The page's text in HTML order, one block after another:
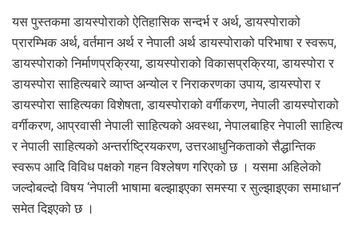
यस पुस्तकमा डायस्पोराको ऐतिहासिक सन्दर्भ र अर्थ, डायस्पोराको
प्रारम्भिक अर्थ, वर्तमान अर्थ र नेपाली अर्थ डायस्पोराको परिभाषा र स्वरूप,
डायस्पोराको निर्माणप्रक्रिया, डायस्पोराको विकासप्रक्रिया, डायस्पोरा र
डायस्पोरा साहित्यबारे व्याप्त अन्योल र निराकरणका उपाय, डायस्पोरा र
डायस्पोरा साहित्यका विशेषता, डायस्पोराको वर्गीकरण, नेपाली डायस्पोराको
वर्गीकरण, आप्रवासी नेपाली साहित्यको अवस्था, नेपालबाहिर नेपाली साहित्य
र नेपाली साहित्यको अन्तर्राष्ट्रियकरण, उत्तरआधुनिकताको सैद्धान्तिक
स्वरूप आदि विविध पक्षको गहन विश्लेषण गरिएको छ । यसमा अहिलेको
जल्दोबल्दो विषय ‘नेपाली भाषामा बल्झाइएका समस्या र सुल्झाइएका समाधान’
समेत दिइएको छ ।